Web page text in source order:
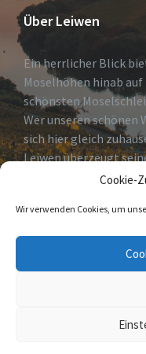
Cookie-
Wir verwenden Cookies, um
Über Leiwen
Ein herrlicher Blick
Moselhöhen hinab
schönsten
Wer unseren
sich hier gleich
Leiwen überzeugt
erholsames
werden wollen oder
Wir heißen Sie